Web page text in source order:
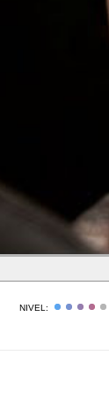
NIVEL: